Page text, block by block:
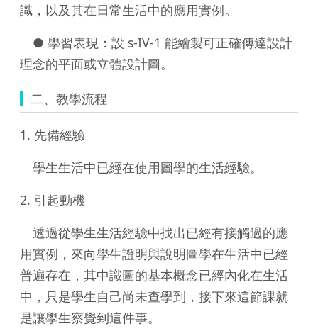
識，以及其在日常生活中的應用實例。
● 學習表現：設 s-IV-1 能繪製可正確傳達設計
理念的平面或立體設計圖。
二、教學流程
1. 先備經驗
學生生活中已經在使用圖學的生活經驗。
2. 引起動機
透過從學生生活經驗中找出已經有接觸過的應
用實例，來向學生證明與說明圖學在生活中已經
普遍存在，其中識圖的基本概念已經內化在生活
中，只是學生自己尚未查學到，接下來這節課就
是讓學生察覺到這件事。